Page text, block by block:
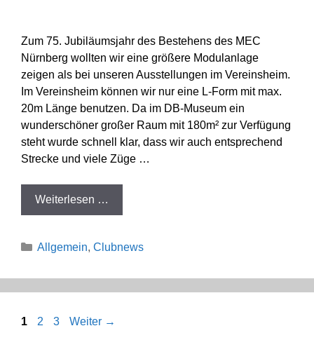
Zum 75. Jubiläumsjahr des Bestehens des MEC
Nürnberg wollten wir eine größere Modulanlage
zeigen als bei unseren Ausstellungen im Vereinsheim.
Im Vereinsheim können wir nur eine L-Form mit max.
20m Länge benutzen. Da im DB-Museum ein
wunderschöner großer Raum mit 180m² zur Verfügung
steht wurde schnell klar, dass wir auch entsprechend
Strecke und viele Züge …
Weiterlesen …
Kategorien
Allgemein, Clubnews
Seite
1 Seite
2 Seite
3 Weiter →